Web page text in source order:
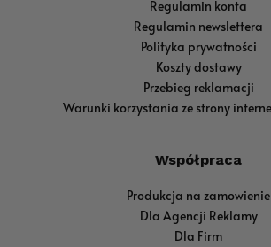
Regulamin konta
Regulamin newslettera
Polityka prywatności
Koszty dostawy
Przebieg reklamacji
Warunki korzystania ze strony
Współpraca
Produkcja na zamowienie
Dla Agencji Reklamy
Dla Firm